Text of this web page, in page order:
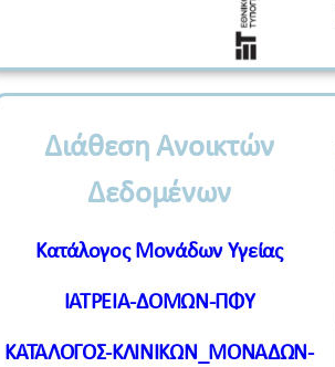
Διάθεση Ανοικτών
Δεδομένων
Κατάλογος Μονάδων Υγείας
ΙΑΤΡΕΙΑ-ΔΟΜΩΝ-ΠΦΥ
ΚΑΤΑΛΟΓΟΣ-ΚΛΙΝΙΚΩΝ_ΜΟΝΑΔΩΝ-